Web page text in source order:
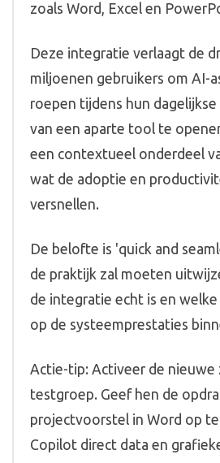
zoals Word, Excel en
Deze integratie verlaagt de
miljoenen gebruikers om AI-
roepen tijdens hun dagelijkse
van een aparte tool te
een contextueel onderdeel
wat de adoptie en
versnellen.
De belofte is 'quick and
de praktijk zal moeten
de integratie echt is en
op de systeemprestaties
Actie-tip: Activeer de nieuwe
testgroep. Geef hen de
projectvoorstel in Word op
Copilot direct data en